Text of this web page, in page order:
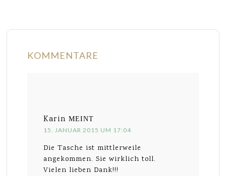
KOMMENTARE
Karin MEINT
15. JANUAR 2015 UM 17:04
Die Tasche ist mittlerweile
angekommen. Sie wirklich toll.
Vielen lieben Dank!!!